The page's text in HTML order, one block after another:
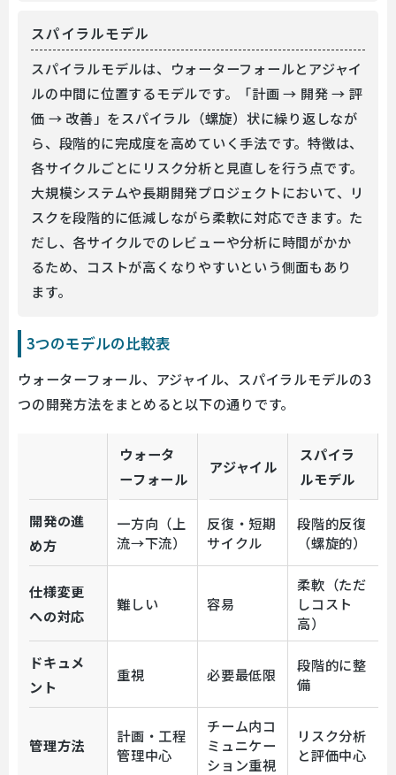
スパイラルモデル
スパイラルモデルは、ウォーターフォールとアジャイ
ルの中間に位置するモデルです。「計画 → 開発 → 評
価 → 改善」をスパイラル（螺旋）状に繰り返しなが
ら、段階的に完成度を高めていく手法です。特徴は、
各サイクルごとにリスク分析と見直しを行う点です。
大規模システムや長期開発プロジェクトにおいて、リ
スクを段階的に低減しながら柔軟に対応できます。た
だし、各サイクルでのレビューや分析に時間がかか
るため、コストが高くなりやすいという側面もあり
ます。
3つのモデルの比較表
ウォーターフォール、アジャイル、スパイラルモデルの3
つの開発方法をまとめると以下の通りです。
ウォータ
ーフォール
アジャイル
スパイラ
ルモデル
開発の進
め方
一方向（上
流→下流）
反復・短期
サイクル
段階的反復
（螺旋的）
仕様変更
への対応
難しい 容易
柔軟（ただ
しコスト
高）
ドキュメ
ント
重視 必要最低限
段階的に整
備
管理方法
計画・工程
管理中心
チーム内コ
ミュニケー
ション重視
リスク分析
と評価中心